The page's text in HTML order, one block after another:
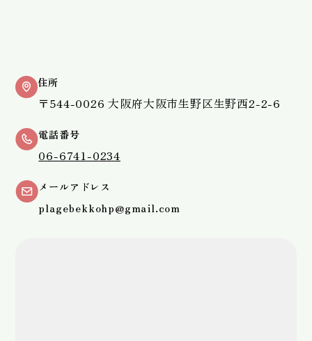
住所
〒544-0026 大阪府大阪市生野区生野西2-2-6
電話番号
06-6741-0234
メールアドレス
plagebekkohp@gmail.com